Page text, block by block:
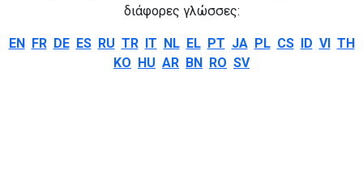
διάφορες γλώσσες:
EN FR DE ES RU TR IT NL EL PT JA PL CS ID VI TH
KO HU AR BN RO SV